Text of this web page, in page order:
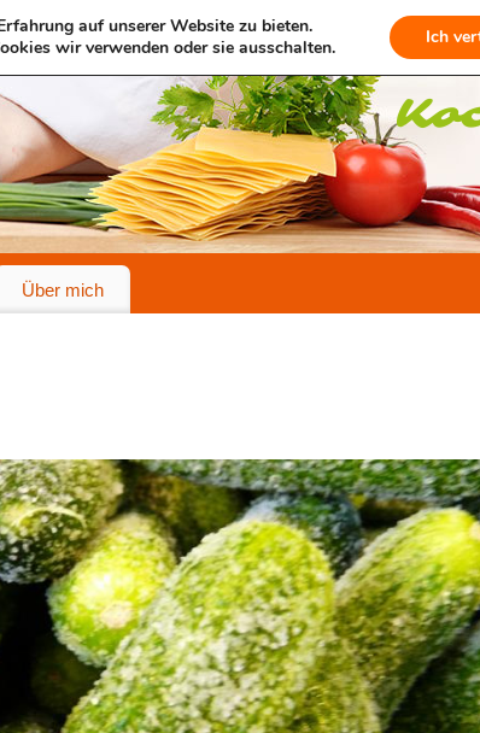
Über mich
auf unserer Website zu bieten.
wir verwenden oder sie ausschalten. Ich